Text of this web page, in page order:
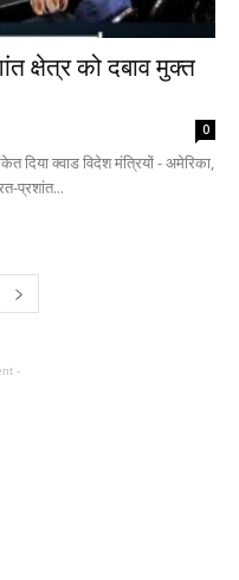
क्षेत्र को दबाव मुक्त
0
दिया क्वाड विदेश मंत्रियों - अमेरिका,
प्रशांत...
-